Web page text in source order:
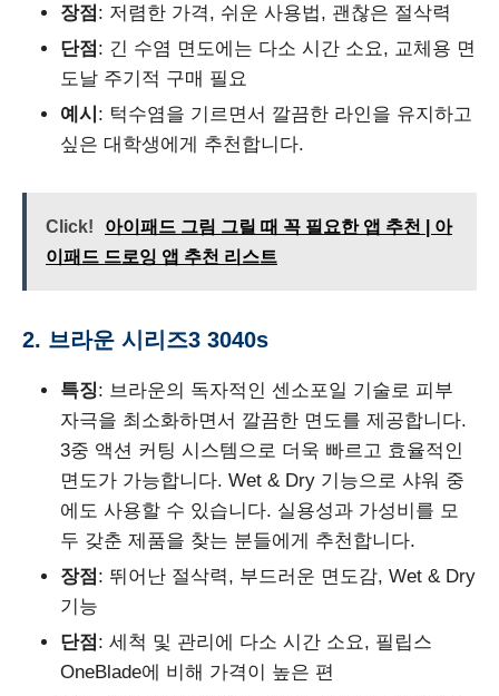
장점 : 저렴한 가격, 쉬운 사용법, 괜찮은 절삭력
단점 : 긴 수염 면도에는 다소 시간 소요, 교체용 면
도날 주기적 구매 필요
예시 : 턱수염을 기르면서 깔끔한 라인을 유지하고
싶은 대학생에게 추천합니다.
Click!
아이패드 그림 그릴 때 꼭 필요한 앱 추천 | 아
이패드 드로잉 앱 추천 리스트
2. 브라운 시리즈3 3040s
특징: 브라운의 독자적인 센소포일 기술로 피부
자극을 최소화하면서 깔끔한 면도를 제공합니다.
3중 액션 커팅 시스템으로 더욱 빠르고 효율적인
면도가 가능합니다. Wet & Dry 기능으로 샤워 중
에도 사용할 수 있습니다. 실용성과 가성비를 모
두 갖춘 제품을 찾는 분들에게 추천합니다.
장점 : 뛰어난 절삭력, 부드러운 면도감, Wet & Dry
기능
단점 : 세척 및 관리에 다소 시간 소요, 필립스
OneBlade에 비해 가격이 높은 편